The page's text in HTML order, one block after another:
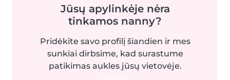
Jūsų apylinkėje nėra
tinkamos nanny?
Pridėkite savo profilį šiandien ir mes
sunkiai dirbsime, kad surastume
patikimas aukles jūsų vietovėje.